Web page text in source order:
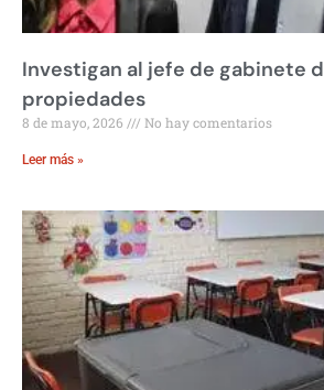
Investigan al jefe de gabinete
propiedades
8 de mayo, 2026 No hay comentarios
Leer más »